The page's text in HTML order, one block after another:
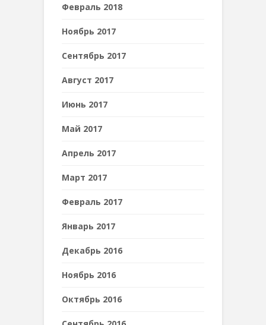
Февраль 2018
Ноябрь 2017
Сентябрь 2017
Август 2017
Июнь 2017
Май 2017
Апрель 2017
Март 2017
Февраль 2017
Январь 2017
Декабрь 2016
Ноябрь 2016
Октябрь 2016